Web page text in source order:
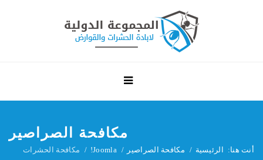
مكافحة الصراصير
أنت هنا: الرئيسية مكافحة الصراصير Joomla! مكافحة الحشرات